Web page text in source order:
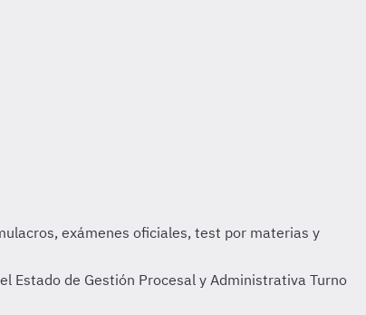
Estado de Gestión Procesal y Administrativa Turno